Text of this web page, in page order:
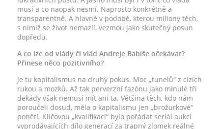
musí a co naopak nesmí. Naprosto konkrétně a
transparentně. A hlavně v podobě, kterou miliony těch,
s nimiž se život nemazlí, vezmou jako skutečný posun
dopředu.
A co lze od vlády či vlád Andreje Babiše očekávat?
Přinese něco pozitivního?
Je tu kapitalismus na druhý pokus. Moc „tunelů“ z cizích
rukou a mozků. Až tak perverzní fazónu jako minulé tři
dekády však nemusí mít ani ta. Většina těch, kdo nám
poroučeli dosud, měla o kapitalismu jen „brožurkové“
ponětí. Klíčovou „kvalifikací“ bylo pořádat seriál aukcí
vyprodávajících dílo generací za trapný zlomek reálné